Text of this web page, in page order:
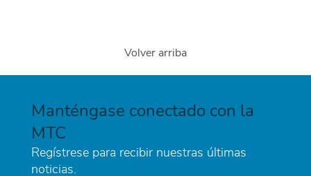
Volver arriba
Manténgase conectado con la
MTC
Regístrese para recibir nuestras últimas
noticias.